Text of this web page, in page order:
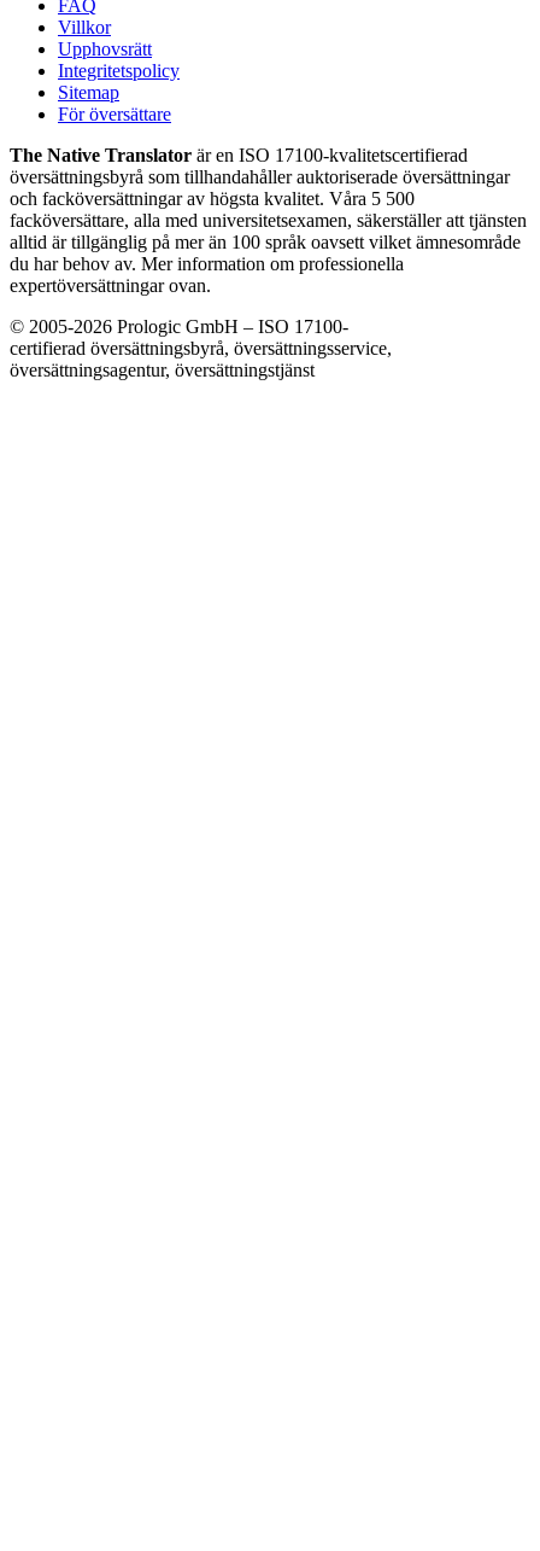
FAQ
Villkor
Upphovsrätt
Integritetspolicy
Sitemap
För översättare
The Native Translator är en ISO 17100-kvalitetscertifierad
översättningsbyrå som tillhandahåller auktoriserade översättningar
och facköversättningar av högsta kvalitet. Våra 5 500
facköversättare, alla med universitetsexamen, säkerställer att tjänsten
alltid är tillgänglig på mer än 100 språk oavsett vilket ämnesområde
du har behov av. Mer information om professionella
expertöversättningar ovan.
© 2005-2026 Prologic GmbH – ISO 17100-
certifierad översättningsbyrå, översättningsservice,
översättningsagentur, översättningstjänst